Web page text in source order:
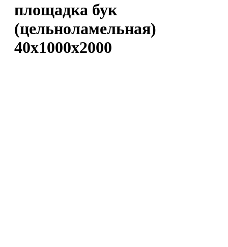
площадка бук
(цельноламельная)
40х1000х2000